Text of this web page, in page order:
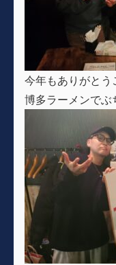
今年もありがとう
博多ラーメンでぶ